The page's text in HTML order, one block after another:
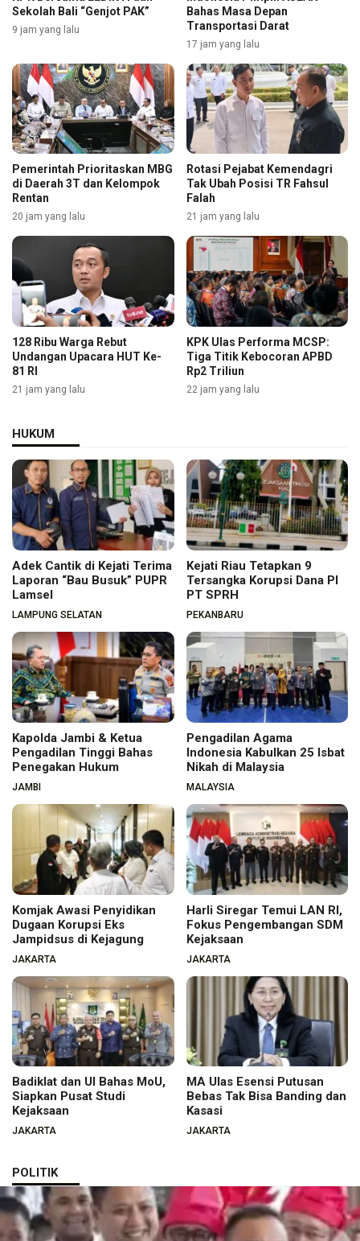
Sekolah Bali “Genjot PAK”
9 jam yang lalu
Bahas Masa Depan
Transportasi Darat
17 jam yang lalu
Pemerintah Prioritaskan MBG
di Daerah 3T dan Kelompok
Rentan
20 jam yang lalu
Rotasi Pejabat Kemendagri
Tak Ubah Posisi TR Fahsul
Falah
21 jam yang lalu
128 Ribu Warga Rebut
Undangan Upacara HUT Ke-
81 RI
21 jam yang lalu
KPK Ulas Performa MCSP:
Tiga Titik Kebocoran APBD
Rp2 Triliun
22 jam yang lalu
HUKUM
Adek Cantik di Kejati Terima
Laporan “Bau Busuk” PUPR
Lamsel
LAMPUNG SELATAN
Kejati Riau Tetapkan 9
Tersangka Korupsi Dana PI
PT SPRH
PEKANBARU
Kapolda Jambi & Ketua
Pengadilan Tinggi Bahas
Penegakan Hukum
JAMBI
Pengadilan Agama
Indonesia Kabulkan 25 Isbat
Nikah di Malaysia
MALAYSIA
Komjak Awasi Penyidikan
Dugaan Korupsi Eks
Jampidsus di Kejagung
JAKARTA
Harli Siregar Temui LAN RI,
Fokus Pengembangan SDM
Kejaksaan
JAKARTA
Badiklat dan UI Bahas MoU,
Siapkan Pusat Studi
Kejaksaan
JAKARTA
MA Ulas Esensi Putusan
Bebas Tak Bisa Banding dan
Kasasi
JAKARTA
POLITIK